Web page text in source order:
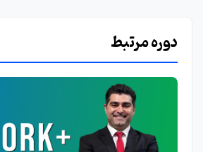
دوره مرتبط